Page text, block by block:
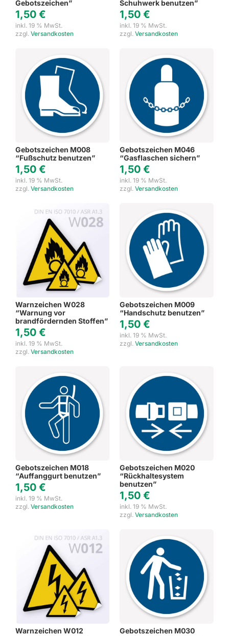
Gebotszeichen”
1,50 €
inkl. 19 % MwSt.
zzgl. Versandkosten
Schuhwerk benutzen”
1,50 €
inkl. 19 % MwSt.
zzgl. Versandkosten
Gebotszeichen M008
“Fußschutz benutzen”
1,50 €
inkl. 19 % MwSt.
zzgl. Versandkosten
Gebotszeichen M046
“Gasflaschen sichern”
1,50 €
inkl. 19 % MwSt.
zzgl. Versandkosten
Warnzeichen W028
“Warnung vor
brandfördernden Stoffen”
1,50 €
inkl. 19 % MwSt.
zzgl. Versandkosten
Gebotszeichen M009
“Handschutz benutzen”
1,50 €
inkl. 19 % MwSt.
zzgl. Versandkosten
Gebotszeichen M018
“Auffanggurt benutzen”
1,50 €
inkl. 19 % MwSt.
zzgl. Versandkosten
Gebotszeichen M020
“Rückhaltesystem
benutzen”
1,50 €
inkl. 19 % MwSt.
zzgl. Versandkosten
Warnzeichen W012
Gebotszeichen M030